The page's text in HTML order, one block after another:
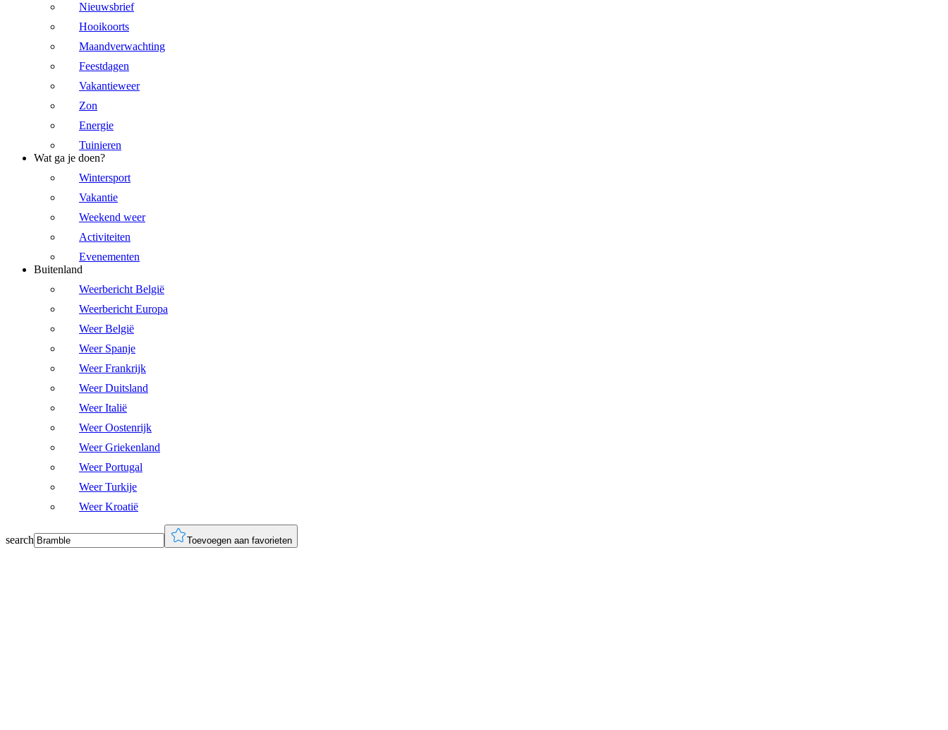
Nieuwsbrief
Hooikoorts
Maandverwachting
Feestdagen
Vakantieweer
Zon
Energie
Tuinieren
Wat ga je doen?
Wintersport
Vakantie
Weekend weer
Activiteiten
Evenementen
Buitenland
Weerbericht België
Weerbericht Europa
Weer België
Weer Spanje
Weer Frankrijk
Weer Duitsland
Weer Italië
Weer Oostenrijk
Weer Griekenland
Weer Portugal
Weer Turkije
Weer Kroatië
search Toevoegen aan favorieten